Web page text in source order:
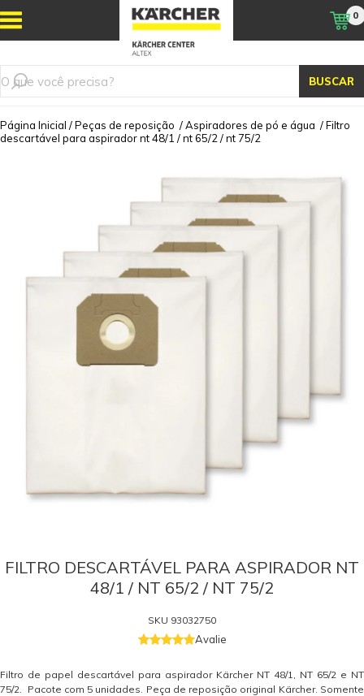
BUSCAR
0
Página Inicial /Peças de reposição /Aspiradores de pó e água /Filtro
descartável para aspirador nt 48/1 / nt 65/2 / nt 75/2
FILTRO DESCARTÁVEL PARA ASPIRADOR NT
48/1 / NT 65/2 / NT 75/2
SKU 93032750
Avalie
Filtro de papel descartável para aspirador Kärcher NT 48/1, NT 65/2 e NT
75/2. Pacote com 5 unidades. Peça de reposição original Kärcher. Somente